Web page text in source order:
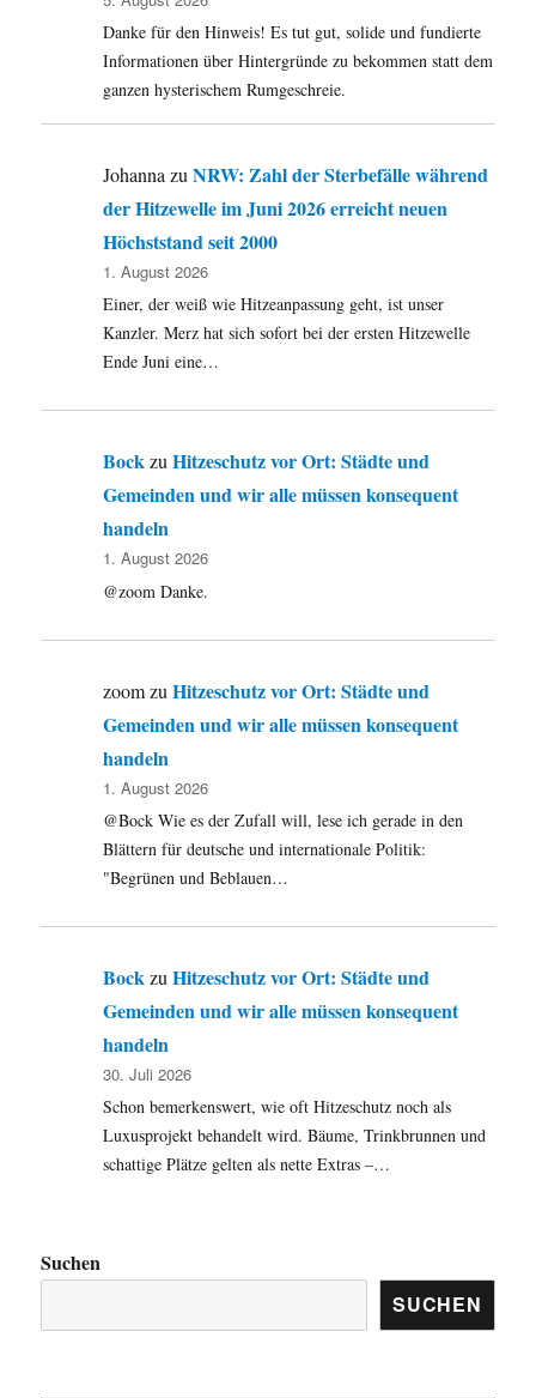
der
SPD,
bisschen
mehr
Danke für den Hinweis! Es tut gut, solide und fundierte
Informationen über Hintergründe zu bekommen statt dem
ganzen hysterischem Rumgeschreie.
JohannazuNRW: Zahl der Sterbefälle während
der Hitzewelle im Juni 2026 erreicht neuen
Höchststand seit 2000
1. August 2026
Einer, der weiß wie Hitzeanpassung geht, ist unser
Kanzler. Merz hat sich sofort bei der ersten Hitzewelle
Ende Juni eine…
BockzuHitzeschutz vor Ort: Städte und
Gemeinden und wir alle müssen konsequent
handeln
1. August 2026
@zoom Danke.
zoomzuHitzeschutz vor Ort: Städte und
Gemeinden und wir alle müssen konsequent
handeln
1. August 2026
@Bock Wie es der Zufall will, lese ich gerade in den
Blättern für deutsche und internationale Politik:
"Begrünen und Beblauen…
Bock zuHitzeschutz vor Ort: Städte und
Gemeinden und wir alle müssen konsequent
handeln
30. Juli 2026
Schon bemerkenswert, wie oft Hitzeschutz noch als
Luxusprojekt behandelt wird. Bäume, Trinkbrunnen und
schattige Plätze gelten als nette Extras –…
Suchen
SUCHEN